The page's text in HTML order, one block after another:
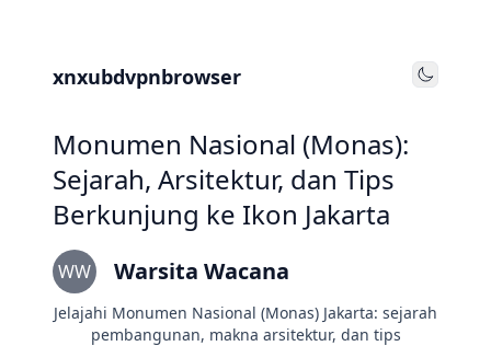
xnxubdvpnbrowser Toggle
Monumen Nasional (Monas):
Sejarah, Arsitektur, dan Tips
Berkunjung ke Ikon Jakarta
WW Warsita Wacana
Jelajahi Monumen Nasional (Monas) Jakarta: sejarah
pembangunan, makna arsitektur, dan tips